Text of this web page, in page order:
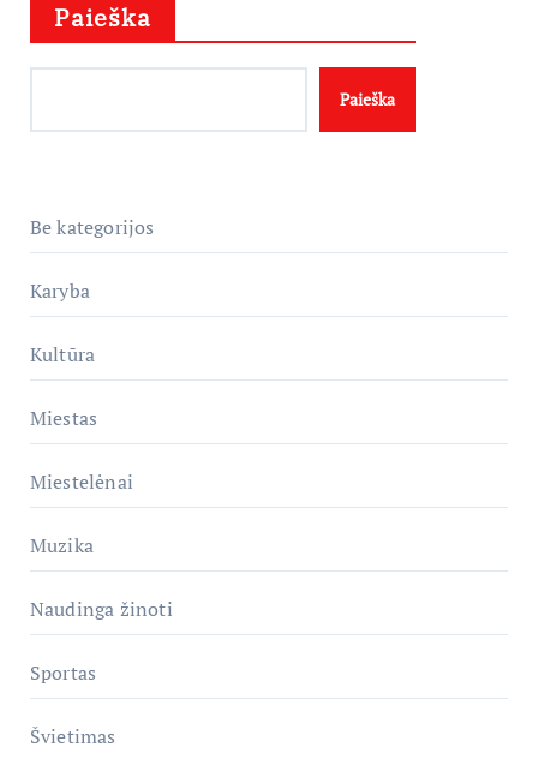
Paieška
Paieška
Be kategorijos
Karyba
Kultūra
Miestas
Miestelėnai
Muzika
Naudinga žinoti
Sportas
Švietimas